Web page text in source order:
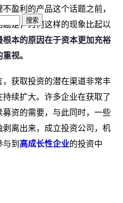
盈利的产品这个话题之前，
是，为何这样的现象比起以
根本的原因在于资本更加充裕
视。
获取投资的潜在渠道非常丰
续扩大。许多企业在获取了
资的需要，与此同时，一些
剥离出来，成立投资公司，机
到 高成长性企业的投资中